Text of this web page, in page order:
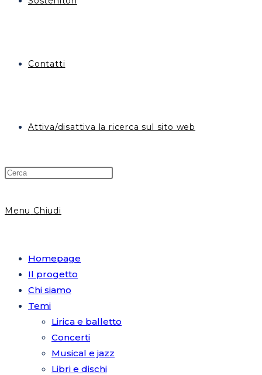
Contatti
Attiva/disattiva la ricerca sul sito web
Menu Chiudi
Homepage
Il progetto
Chi siamo
Temi
Lirica e balletto
Concerti
Musical e jazz
Libri e dischi